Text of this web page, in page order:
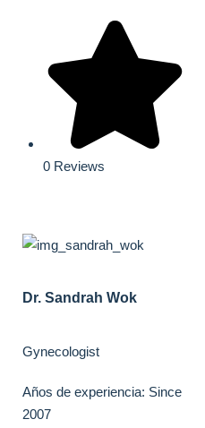
0 Reviews
Dr. Sandrah Wok
Gynecologist
Años de experiencia: Since
2007